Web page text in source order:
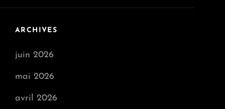
ARCHIVES
juin 2026
mai 2026
avril 2026